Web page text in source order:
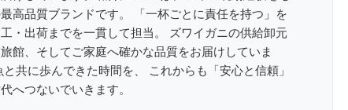
高品質ブランドです。 「一杯ごとに責任を持つ」を
・出荷までを一貫して担当。 ズワイガニの供給卸元
館、そしてご家庭へ確かな品質をお届けしていま
共に歩んできた時間を、 これからも「安心と信頼」
へつないでいきます。